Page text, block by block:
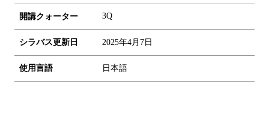
開講クォーター 3Q
シラバス更新日 2025年4月7日
使用言語 日本語